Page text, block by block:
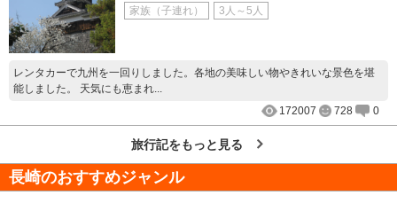
家族（子連れ） 3人～5人
レンタカーで九州を一回りしました。各地の美味しい物やきれいな景色を堪
能しました。 天気にも恵まれ...
172007
728 0
旅行記をもっと見る
長崎のおすすめジャンル